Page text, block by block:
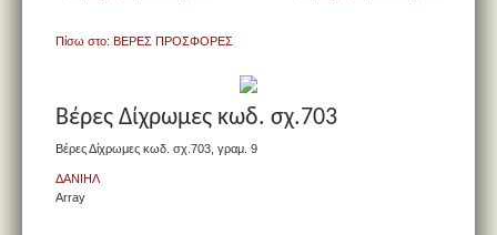
Πίσω στο: ΒΕΡΕΣ ΠΡΟΣΦΟΡΕΣ
Βέρες Δίχρωμες κωδ. σχ.703
Βέρες Δίχρωμες κωδ. σχ.703, γραμ. 9
ΔΑΝΙΗΛ
Array